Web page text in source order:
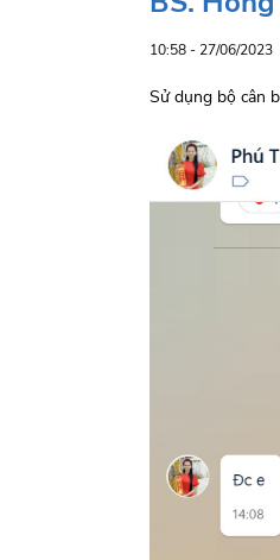
10:58 - 27/06/2023
Sử dụng bộ cân